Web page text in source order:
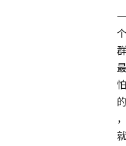
一
个
群
最
怕
的
，
就